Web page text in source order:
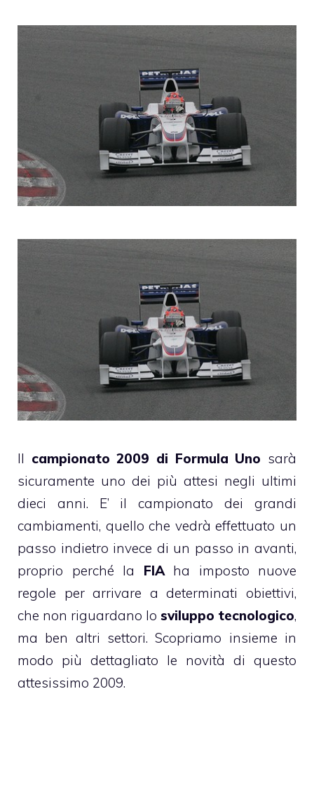
Il campionato 2009 di Formula Uno sarà
sicuramente uno dei più attesi negli ultimi
dieci anni. E’ il campionato dei grandi
cambiamenti, quello che vedrà effettuato un
passo indietro invece di un passo in avanti,
proprio perché la FIAha imposto nuove
regole per arrivare a determinati obiettivi,
che non riguardano lo sviluppo tecnologico,
ma ben altri settori. Scopriamo insieme in
modo più dettagliato le novità di questo
attesissimo 2009.